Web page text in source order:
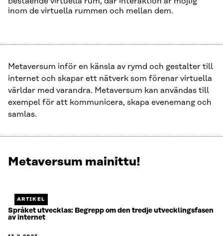
inom de virtuella rummen och mellan dem.
Metaversum inför en känsla av rymd och gestalter till
internet och skapar ett nätverk som förenar virtuella
världar med varandra. Metaversum kan användas till
exempel för att kommunicera, skapa evenemang och
samlas.
Metaversum mainittu!
ARTIKEL
Språket utvecklas: Begrepp om den tredje utvecklingsfasen
av internet
Näytetään
Jäljellä
0.